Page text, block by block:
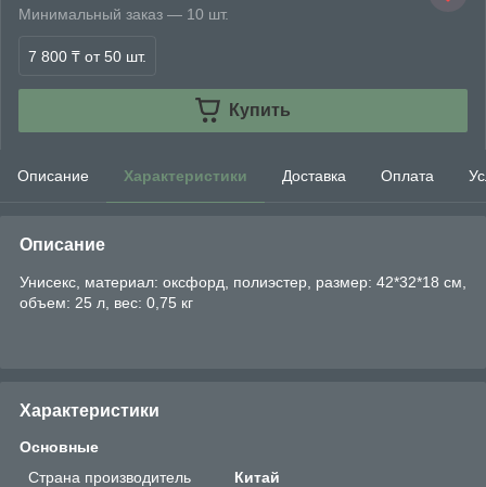
Минимальный заказ — 10 шт.
7 800 ₸ от 50 шт.
Купить
Описание Характеристики Доставка Оплата
Описание
Унисекс, материал: оксфорд, полиэстер, размер: 42*32*18 см,
объем: 25 л, вес: 0,75 кг
Характеристики
Основные
Страна производитель
Китай